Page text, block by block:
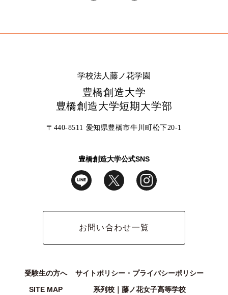
学校法人藤ノ花学園
豊橋創造大学
豊橋創造大学短期大学部
〒440-8511 愛知県豊橋市牛川町松下20-1
豊橋創造大学公式SNS
お問い合わせ一覧
受験生の方へ
SITE MAP
サイトポリシー・プライバシーポリシー
系列校｜藤ノ花女子高等学校